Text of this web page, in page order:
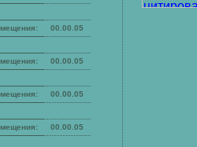
00.00.05
00.00.05
00.00.05
00.00.05